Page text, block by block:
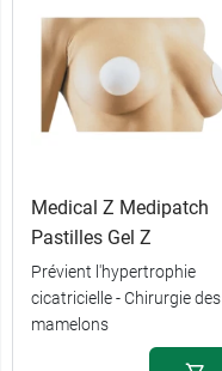
Adulte 42,99 €
Enfant
Medical Z Medipatch
Pastilles Gel Z
Prévient l'hypertrophie
cicatricielle - Chirurgie des
mamelons